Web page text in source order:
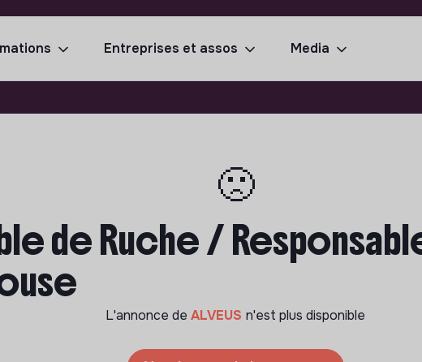
Entreprises et assos Media
🙁
de Ruche /
L'annonce de ALVEUS n'est plus disponible